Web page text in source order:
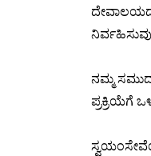
ದೇವಾಲಯದ
ನಮ್ಮ
ಪ್ರಕ್ರಿಯೆಗೆ